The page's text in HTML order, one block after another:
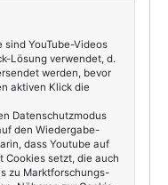
YouTube-Videos
Lösung verwendet, d.
werden, bevor
aktiven Klick die
Datenschutzmodus
den Wiedergabe-
dass Youtube auf
Cookies setzt, die auch
zu Marktforschungs-